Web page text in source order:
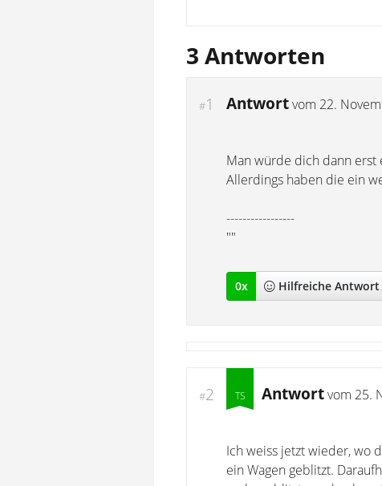
3 Antworten
#1 Antwortvom 22.
Man würde dich dann erst
Allerdings haben die ein
-----------------
""
0x Hilfreiche Antwort
#2 Antwortvom 25.
Ich weiss jetzt wieder, wo
ein Wagen geblitzt.